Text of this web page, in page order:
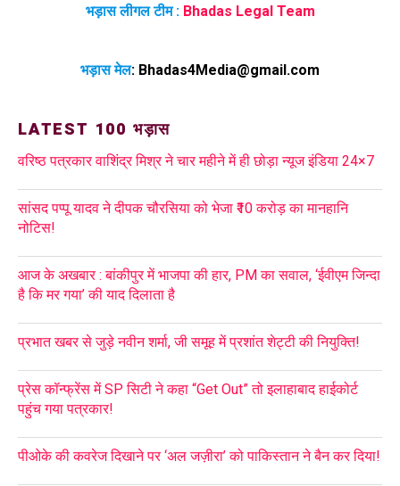
भड़ास लीगल टीम : Bhadas Legal Team
भड़ास मेल: Bhadas4Media@gmail.com
LATEST 100 भड़ास
वरिष्ठ पत्रकार वाशिंद्र मिश्र ने चार महीने में ही छोड़ा न्यूज इंडिया 24×7
सांसद पप्पू यादव ने दीपक चौरसिया को भेजा ₹10 करोड़ का मानहानि
नोटिस!
आज के अखबार : बांकीपुर में भाजपा की हार, PM का सवाल, ‘ईवीएम जिन्दा
है कि मर गया’ की याद दिलाता है
प्रभात खबर से जुड़े नवीन शर्मा, जी समूह में प्रशांत शेट्टी की नियुक्ति!
प्रेस कॉन्फ्रेंस में SP सिटी ने कहा “Get Out” तो इलाहाबाद हाईकोर्ट
पहुंच गया पत्रकार!
पीओके की कवरेज दिखाने पर ‘अल जज़ीरा’ को पाकिस्तान ने बैन कर दिया!